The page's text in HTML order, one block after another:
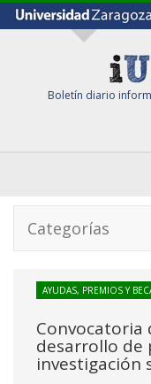
Boletín diario
Categorías
AYUDAS, PREMIOS Y
Convocatoria
desarrollo de
investigación